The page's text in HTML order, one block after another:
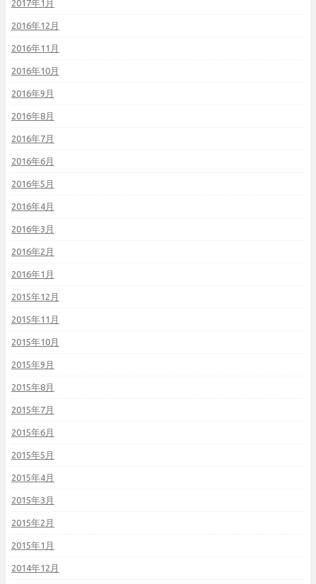
2017年1月
2016年12月
2016年11月
2016年10月
2016年9月
2016年8月
2016年7月
2016年6月
2016年5月
2016年4月
2016年3月
2016年2月
2016年1月
2015年12月
2015年11月
2015年10月
2015年9月
2015年8月
2015年7月
2015年6月
2015年5月
2015年4月
2015年3月
2015年2月
2015年1月
2014年12月